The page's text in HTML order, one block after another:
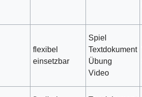
flexibel
einsetzbar
Spiel
Textdokument
Übung
Video